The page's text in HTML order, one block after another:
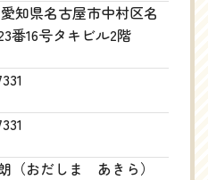
知県名古屋市中村区名
番16号タキビル2階
おだしま あきら）